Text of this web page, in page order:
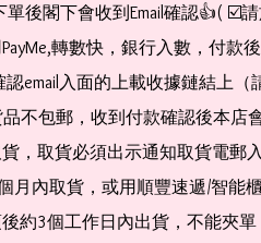
後閣下會收到Email確認👍( ☑️
轉數快，銀行入數，付款
email入面的上載收據鏈結上（
不包郵，收到付款確認後本店
，取貨必須出示通知取貨電郵
月內取貨，或用順豐速遞/智能
約3個工作日內出貨，不能夾